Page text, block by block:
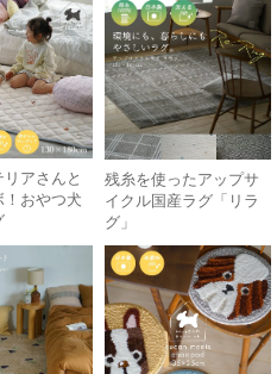
アさんと
おやつ犬
残糸を使ったアップサ
イクル国産ラグ「リラ
グ」